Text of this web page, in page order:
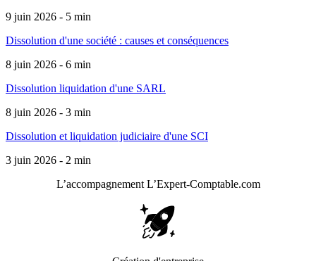
9 juin 2026 - 5 min
Dissolution d'une société : causes et conséquences
8 juin 2026 - 6 min
Dissolution liquidation d'une SARL
8 juin 2026 - 3 min
Dissolution et liquidation judiciaire d'une SCI
3 juin 2026 - 2 min
L’accompagnement L’Expert-Comptable.com